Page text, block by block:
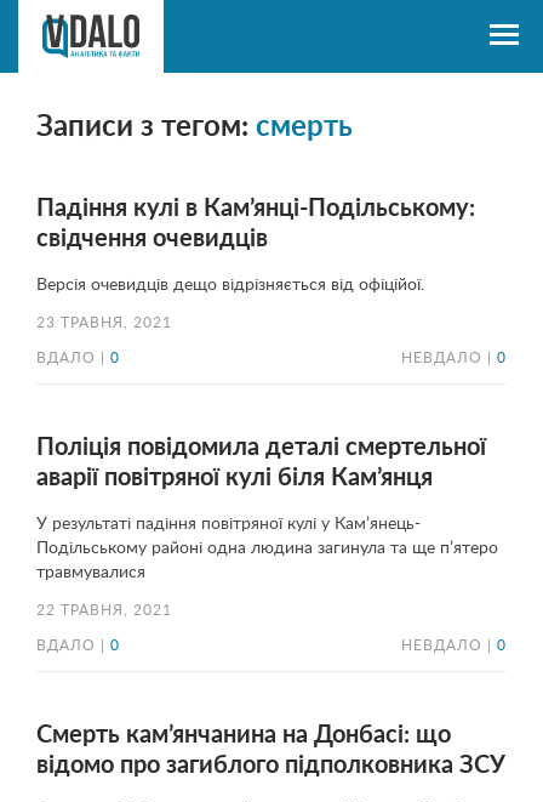
Записи з тегом: смерть
Падіння кулі в Кам’янці-Подільському:
свідчення очевидців
Версія очевидців дещо відрізняється від офіційої.
23 ТРАВНЯ, 2021
ВДАЛО | 0 НЕВДАЛО | 0
Поліція повідомила деталі смертельної
аварії повітряної кулі біля Кам’янця
У результаті падіння повітряної кулі у Кам’янець-
Подільському районі одна людина загинула та ще п’ятеро
травмувалися
22 ТРАВНЯ, 2021
ВДАЛО | 0 НЕВДАЛО | 0
Смерть кам’янчанина на Донбасі: що
відомо про загиблого підполковника ЗСУ